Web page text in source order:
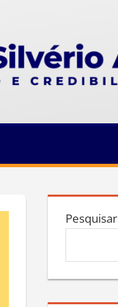
Pesquisar